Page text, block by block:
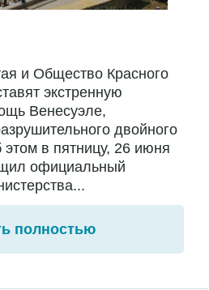
и Общество Красного
экстренную
Венесуэле,
двойного
в пятницу, 26 июня
официальный
полностью